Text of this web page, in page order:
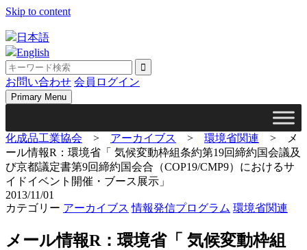
Skip to content
日本語
English
お問い合わせ 会員ログイン
Primary Menu
化成品工業協会 > アーカイブス > 環境省関連 >
メ
ール情報R：環境省「 気候変動枠組条約第19回締約国会議及
び京都議定書第9回締約国会合（COP19/CMP9）におけるサ
イドイベント開催・ブース展示」
2013/11/01
カテゴリー アーカイブス 情報発信プログラム 環境省関連
メール情報R：環境省「 気候変動枠組